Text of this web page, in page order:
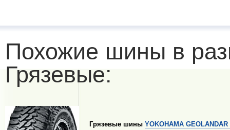
Похожие шины в
Грязевые:
Грязевые шины YOKOHAMA GEOLANDAR